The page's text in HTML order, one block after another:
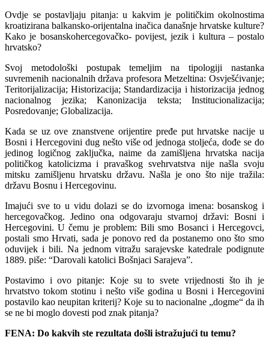
Ovdje se postavljaju pitanja: u kakvim je političkim okolnostima
kroatizirana balkansko-orijentalna inačica današnje hrvatske kulture?
Kako je bosanskohercegovačko- povijest, jezik i kultura – postalo
hrvatsko?
Svoj metodološki postupak temeljim na tipologiji nastanka
suvremenih nacionalnih država profesora Metzeltina: Osvješćivanje;
Teritorijalizacija; Historizacija; Standardizacija i historizacija jednog
nacionalnog jezika; Kanonizacija teksta; Institucionalizacija;
Posredovanje; Globalizacija.
Kada se uz ove znanstvene orijentire pređe put hrvatske nacije u
Bosni i Hercegovini dug nešto više od jednoga stoljeća, dođe se do
jedinog logičnog zaključka, naime da zamišljena hrvatska nacija
političkog katolicizma i pravaškog svehrvatstva nije našla svoju
mitsku zamišljenu hrvatsku državu. Našla je ono što nije tražila:
državu Bosnu i Hercegovinu.
Imajući sve to u vidu dolazi se do izvornoga imena: bosanskog i
hercegovačkog. Jedino ona odgovaraju stvarnoj državi: Bosni i
Hercegovini. U čemu je problem: Bili smo Bosanci i Hercegovci,
postali smo Hrvati, sada je ponovo red da postanemo ono što smo
oduvijek i bili. Na jednom vitražu sarajevske katedrale podignute
1889. piše: “Darovali katolici Bošnjaci Sarajeva”.
Postavimo i ovo pitanje: Koje su to svete vrijednosti što ih je
hrvatstvo tokom stotinu i nešto više godina u Bosni i Hercegovini
postavilo kao neupitan kriterij? Koje su to nacionalne „dogme“ da ih
se ne bi moglo dovesti pod znak pitanja?
FENA: Do kakvih ste rezultata došli istražujući tu temu?